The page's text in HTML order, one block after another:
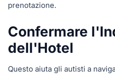
prenotazione.
Confermare
dell'Hotel
Questo aiuta gli autisti a